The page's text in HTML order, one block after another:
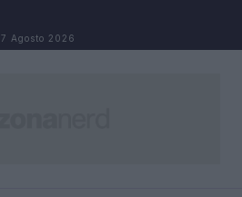
7 Agosto 2026